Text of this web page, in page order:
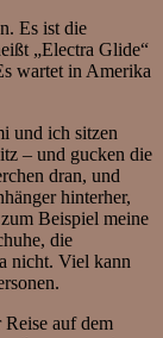
Es ist die
„Electra Glide“
wartet in Amerika
und ich sitzen
– und gucken die
dran, und
hinterher,
Beispiel meine
die
nicht. Viel kann
auf dem